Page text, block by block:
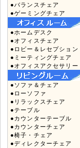
●バランスチェア
●ゲーミングチェア
●ホームデスク
●オフィスチェア
●ロビー＆レセプション
●ミーティングチェア
●オフィスアクセサリー
●ソファ＆チェア
●ローソファ
●リラックスチェア
●テーブル
●カウンターテーブル
●カウンターチェア
●椅子・チェア
●ディレクターチェア